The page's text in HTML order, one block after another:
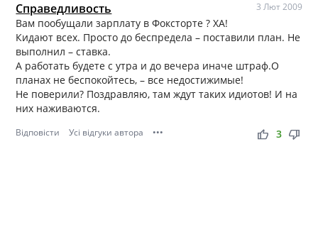
Справедливость 3 Лют 2009
Вам пообущали зарплату в Фоксторте ? ХА!
Кидают всех. Просто до беспредела – поставили план. Не
выполнил – ставка.
А работать будете с утра и до вечера иначе штраф.О
планах не беспокойтесь, – все недостижимые!
Не поверили? Поздравляю, там ждут таких идиотов! И на
них наживаются.
Відповісти Усі відгуки автора ••• thumb_up thumb_down
3